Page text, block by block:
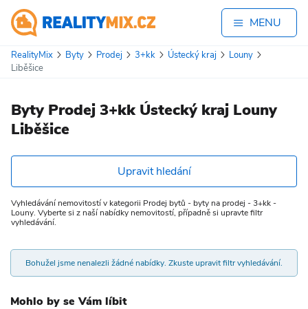
MENU
RealityMix Byty Prodej 3+kk Ústecký kraj
Louny
Liběšice
Byty Prodej 3+kk Ústecký kraj Louny
Liběšice
Upravit hledání
Vyhledávání nemovitostí v kategorii Prodej bytů - byty na prodej - 3+kk -
Louny. Vyberte si z naší nabídky nemovitostí, případně si upravte filtr
vyhledávání.
Bohužel jsme nenalezli žádné nabídky. Zkuste upravit filtr vyhledávání.
Mohlo by se Vám líbit